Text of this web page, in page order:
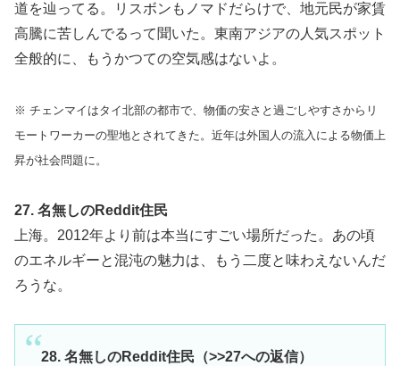
道を辿ってる。リスボンもノマドだらけで、地元民が家賃
高騰に苦しんでるって聞いた。東南アジアの人気スポット
全般的に、もうかつての空気感はないよ。
※ チェンマイはタイ北部の都市で、物価の安さと過ごしやすさからリ
モートワーカーの聖地とされてきた。近年は外国人の流入による物価上
昇が社会問題に。
27. 名無しのReddit住民
上海。2012年より前は本当にすごい場所だった。あの頃
のエネルギーと混沌の魅力は、もう二度と味わえないんだ
ろうな。
28. 名無しのReddit住民（>>27への返信）